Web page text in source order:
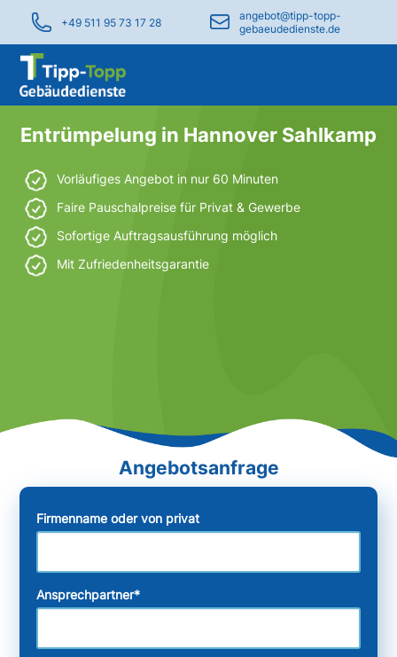
+49 511 95 73 17 28
angebot@tipp-topp-
gebaeudedienste.de
Entrümpelung in Hannover Sahlkamp
Vorläufiges Angebot in nur 60 Minuten
Faire Pauschalpreise für Privat & Gewerbe
Sofortige Auftragsausführung möglich
Mit Zufriedenheitsgarantie
Firmenname oder von privat
Ansprechpartner*